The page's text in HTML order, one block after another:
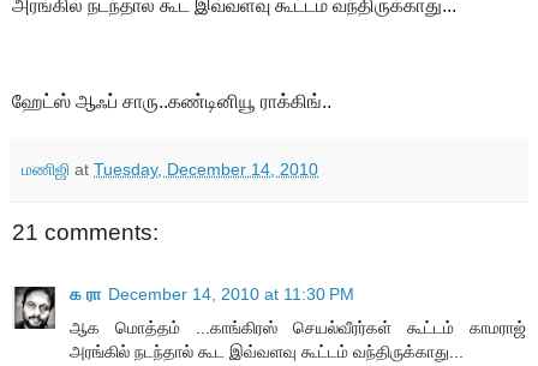
அரங்கில் நடந்தால் கூட இவ்வளவு கூட்டம் வந்திருக்காது...
ஹேட்ஸ் ஆஃப் சாரு..கண்டினியூ ராக்கிங்..
மணிஜி at Tuesday, December 14, 2010
21 comments:
க ரா December 14, 2010 at 11:30 PM
ஆக மொத்தம் ...காங்கிரஸ் செயல்வீரர்கள் கூட்டம் காமராஜ்
அரங்கில் நடந்தால் கூட இவ்வளவு கூட்டம் வந்திருக்காது...